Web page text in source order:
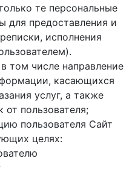
те персональные
для предоставления и
исполнения
в том числе направление
касающихся
услуг, а также
от пользователя;
пользователя Сайт
целях: